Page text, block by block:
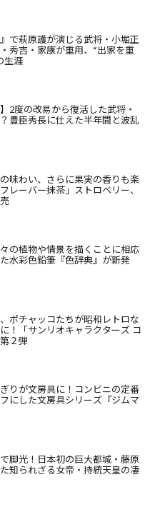
』で萩原護が演じる武将・小堀正
秀吉・家康が重用、“出家を重
生涯
2度の改易から復活した武将・
豊臣秀長に仕えた半年間と波乱
味わい、さらに果実の香りも楽
レーバー抹茶」ストロベリー、
の植物や情景を描くことに相応
水彩色鉛筆『色辞典』が新発
ポチャッコたちが昭和レトロな
！「サンリオキャラクターズ コ
２弾
りが文房具に！コンビニの定番
にした文房具シリーズ『ジムマ
脚光！日本初の巨大都城・藤原
知られざる女帝・持統天皇の凄